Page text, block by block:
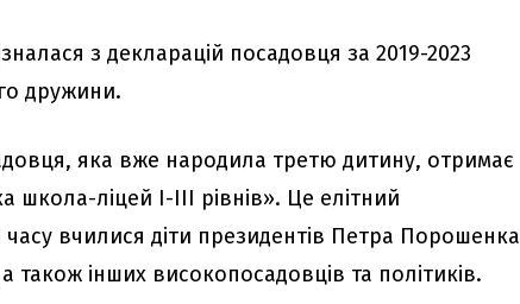
з декларацій посадовця за 2019-2023
дружини.
яка вже народила третю дитину, отримає
школа-ліцей I-III рівнів». Це елітний
вчилися діти президентів Петра Порошенка
також інших високопосадовців та політиків.